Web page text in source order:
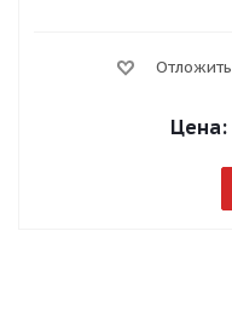
Отложить
Цена: